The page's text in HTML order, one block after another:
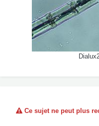
Ce sujet ne peut plus